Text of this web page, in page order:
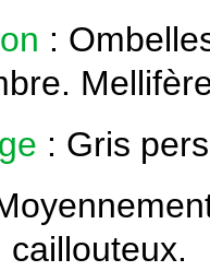
:
: Gris
caillouteux.